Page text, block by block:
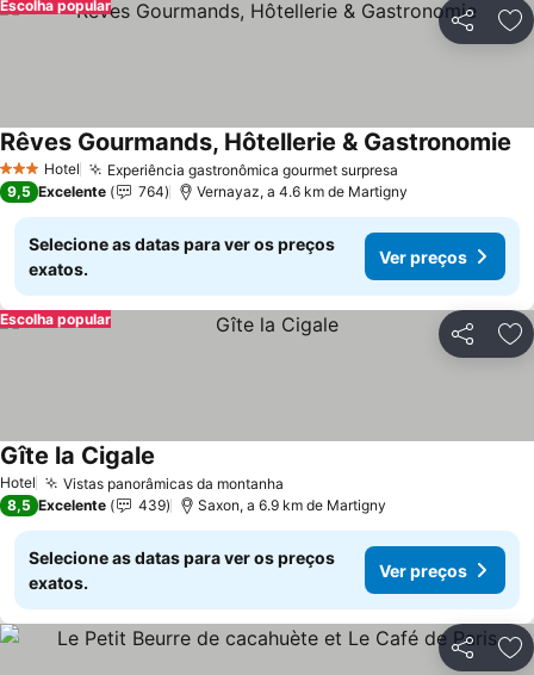
Partilhar
Escolha popular
3 EstrelasHotel Experiência gastronômica gourmet surpresa
Rêves Gourmands, Hôtellerie & Gastronomie
9,5 Excelente 764 Vernayaz, a 4.6 km de Martigny
Selecione as datas para ver os preços
exatos.
Ver preços
Partilhar
Escolha popular
Hotel Vistas panorâmicas da montanha
Gîte la Cigale
8,5 Excelente 439 Saxon, a 6.9 km de Martigny
Selecione as datas para ver os preços
exatos.
Ver preços
Partilhar